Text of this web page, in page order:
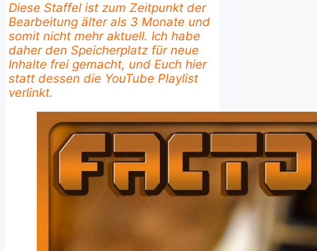
Diese Staffel ist zum Zeitpunkt der
Bearbeitung älter als 3 Monate und
somit nicht mehr aktuell. Ich habe
daher den Speicherplatz für neue
Inhalte frei gemacht, und Euch hier
statt dessen die YouTube Playlist
verlinkt.